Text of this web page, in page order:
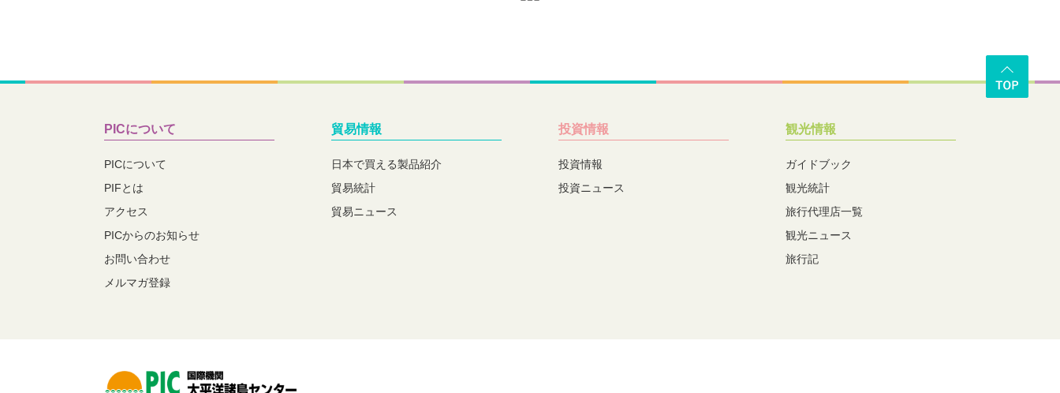
PICについて
PICについて
PIFとは
アクセス
PICからのお知らせ
お問い合わせ
メルマガ登録
貿易情報
日本で買える製品紹介
貿易統計
貿易ニュース
投資情報
投資情報
投資ニュース
観光情報
ガイドブック
観光統計
旅行代理店一覧
観光ニュース
旅行記